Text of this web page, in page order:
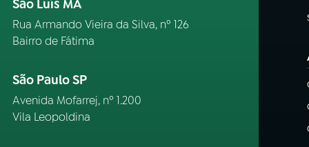
São Luís MA
Rua Armando Vieira da Silva, nº 126
Bairro de Fátima
São Paulo SP
Avenida Mofarrej, nº 1.200
Vila Leopoldina